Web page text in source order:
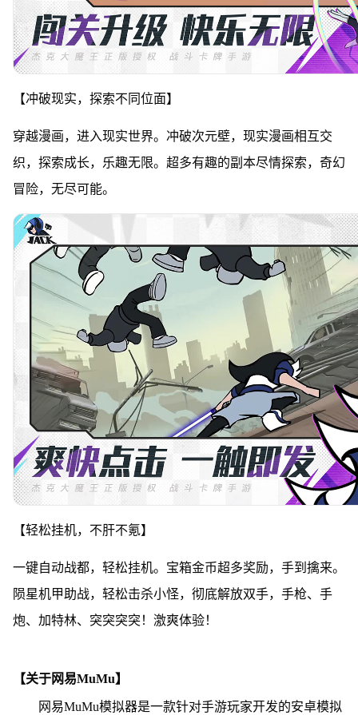
【冲破现实，探索不同位面】
穿越漫画，进入现实世界。冲破次元壁，现实漫画相互交
织，探索成长，乐趣无限。超多有趣的副本尽情探索，奇幻
冒险，无尽可能。
【轻松挂机，不肝不氪】
一键自动战都，轻松挂机。宝箱金币超多奖励，手到擒来。
陨星机甲助战，轻松击杀小怪，彻底解放双手，手枪、手
炮、加特林、突突突突！激爽体验！
【关于网易MuMu】
网易MuMu模拟器是一款针对手游玩家开发的安卓模拟